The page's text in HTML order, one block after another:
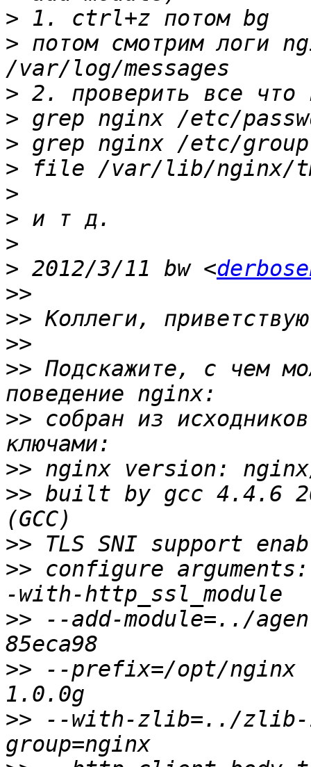
>
> потом смотрим логи
>
>
>
>
>
>
>
> 2012/3/11 bw <
>>
>>
>>
>> Подскажите, с чем
>> собран из
>>
>> built by gcc 4.4.6
>>
>> configure
>> --add-module=../
>> --prefix=/opt/nginx
>> --with-zlib=../zlib-